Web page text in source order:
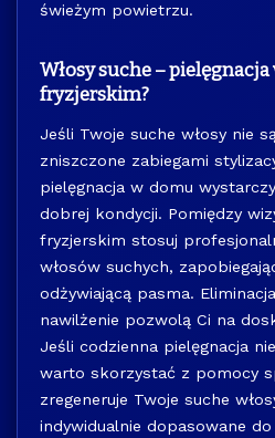
świeżym powietrzu.
Włosy suche –
fryzjerskim?
Jeśli Twoje suche włosy nie
zniszczone zabiegami
pielęgnacja w domu
dobrej kondycji. Pomiędzy
fryzjerskim stosuj
włosów suchych,
odżywiającą pasma.
nawilżenie pozwolą Ci na
Jeśli codzienna pielęgnacja
warto skorzystać z pomocy
zregeneruje Twoje suche
indywidualnie dopasowane